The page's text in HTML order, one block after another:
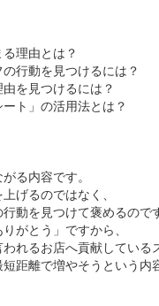
理由とは？
行動を見つけるには？
を見つけるには？
ト」の活用法とは？
る内容です。
げるのではなく、
動を見つけて褒めるので
がとう」ですから、
れるお店へ貢献している
距離で増やそうという内